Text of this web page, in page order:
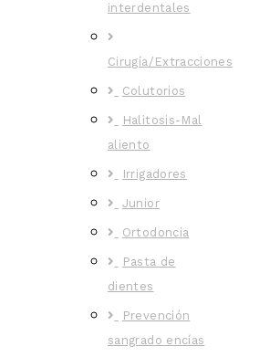
interdentales
Cirugía/Extracciones
Colutorios
Halitosis-Mal
aliento
Irrigadores
Junior
Ortodoncia
Pasta de
dientes
Prevención
sangrado encías